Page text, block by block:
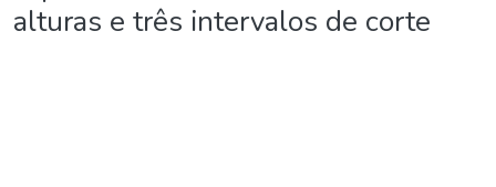
alturas e três intervalos de corte